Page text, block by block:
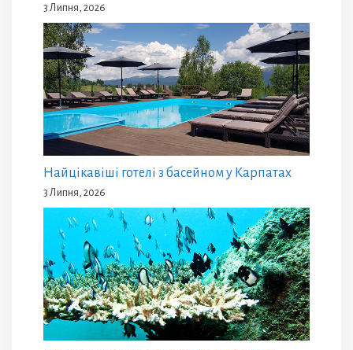
3 Липня, 2026
Найцікавіші готелі з басейном у Карпатах
3 Липня, 2026